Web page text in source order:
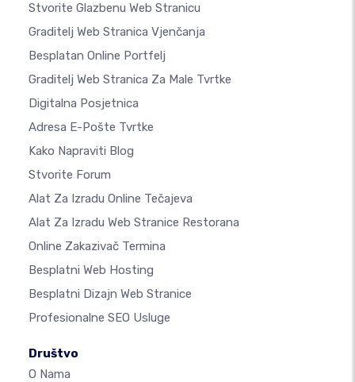
Stvorite Glazbenu Web Stranicu
Graditelj Web Stranica Vjenčanja
Besplatan Online Portfelj
Graditelj Web Stranica Za Male Tvrtke
Digitalna Posjetnica
Adresa E-Pošte Tvrtke
Kako Napraviti Blog
Stvorite Forum
Alat Za Izradu Online Tečajeva
Alat Za Izradu Web Stranice Restorana
Online Zakazivač Termina
Besplatni Web Hosting
Besplatni Dizajn Web Stranice
Profesionalne SEO Usluge
Društvo
O Nama